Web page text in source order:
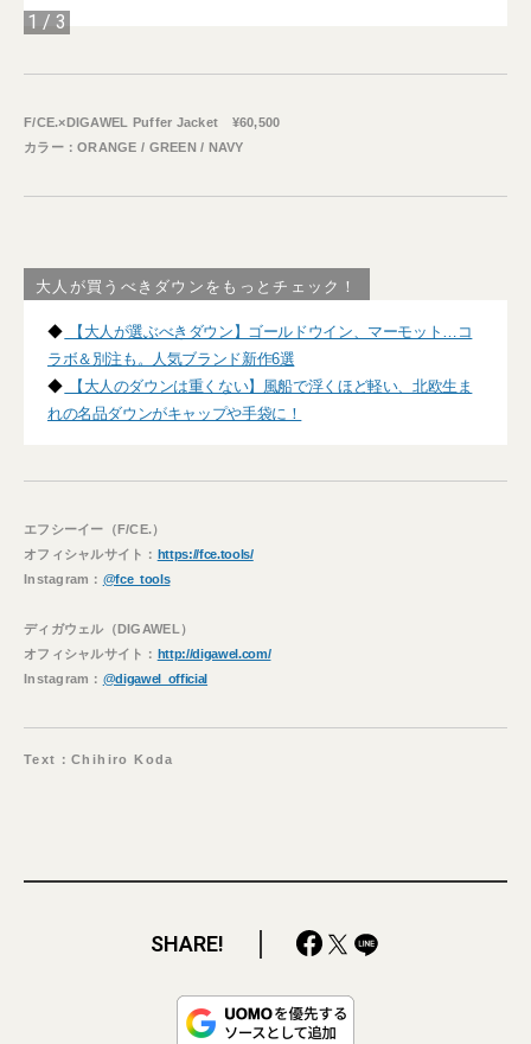
1 / 3
F/CE.×DIGAWEL Puffer Jacket ¥60,500
カラー：ORANGE / GREEN / NAVY
大人が買うべきダウンをもっとチェック！
◆ 【大人が選ぶべきダウン】ゴールドウイン、マーモット…コ
ラボ＆別注も。人気ブランド新作6選
◆ 【大人のダウンは重くない】風船で浮くほど軽い、北欧生ま
れの名品ダウンがキャップや手袋に！
エフシーイー（F/CE.）
オフィシャルサイト： https://fce.tools/
Instagram： @fce_tools
ディガウェル（DIGAWEL）
オフィシャルサイト： http://digawel.com/
Instagram： @digawel_official
Text：Chihiro Koda
SHARE!